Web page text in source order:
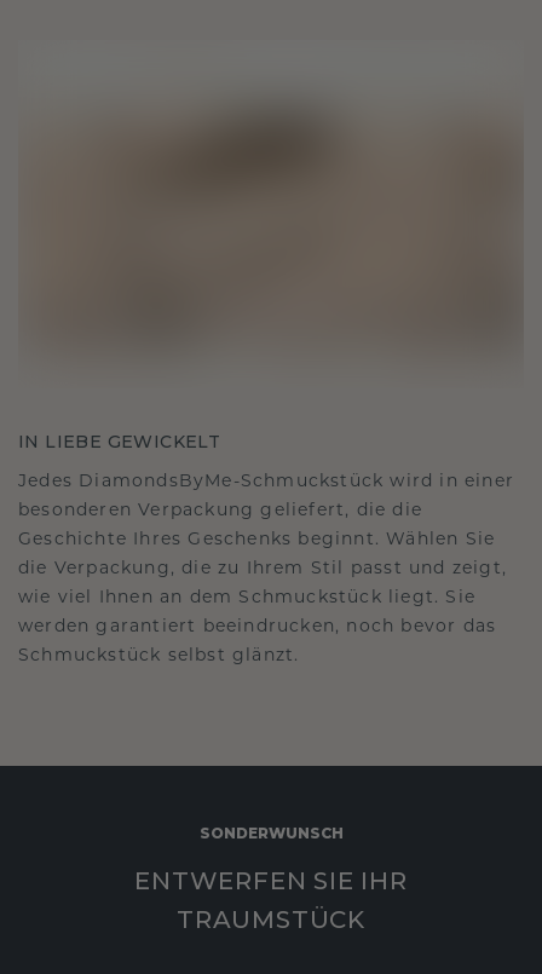
IN LIEBE GEWICKELT
Jedes DiamondsByMe-Schmuckstück wird in einer
besonderen Verpackung geliefert, die die
Geschichte Ihres Geschenks beginnt. Wählen Sie
die Verpackung, die zu Ihrem Stil passt und zeigt,
wie viel Ihnen an dem Schmuckstück liegt. Sie
werden garantiert beeindrucken, noch bevor das
Schmuckstück selbst glänzt.
SONDERWUNSCH
ENTWERFEN SIE IHR
TRAUMSTÜCK